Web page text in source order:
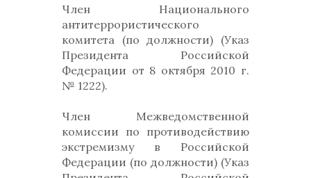
Член Национального
антитеррористического
комитета (по должности) (Указ
Президента Российской
Федерации от 8 октября 2010 г.
№ 1222).
Член Межведомственной
комиссии по противодействию
экстремизму в Российской
Федерации (по должности) (Указ